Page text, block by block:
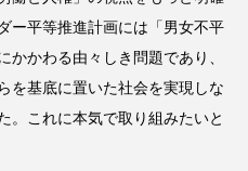
ー平等推進計画には「男女不平
かわる由々しき問題であり、
を基底に置いた社会を実現しな
。これに本気で取り組みたいと